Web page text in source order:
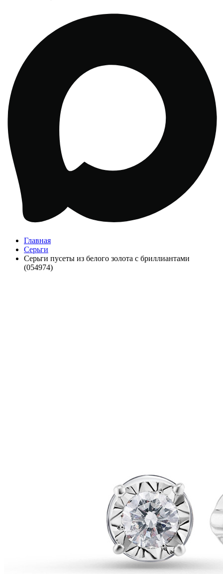
Главная
Серьги
Серьги пусеты из белого золота с бриллиантами
(054974)